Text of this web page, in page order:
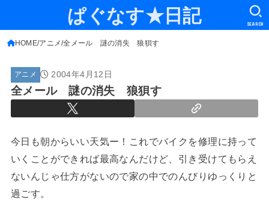
ぱぐなす★日記 SEARCH
HOME アニメ 全メール 謎の消失 狼狽す
アニメ 2004年4月12日
全メール 謎の消失 狼狽す
今日も朝からいい天気ー！これでバイクを修理に持って
いくことができれば最高なんだけど、引き受けてもらえ
ないんじゃ仕方がないので家の中でのんびりゆっくりと
過ごす。